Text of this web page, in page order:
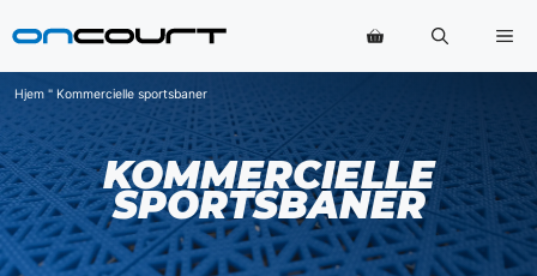
til
Hjem " Kommercielle sportsbaner
KOMMERCIELLE
SPORTSBANER